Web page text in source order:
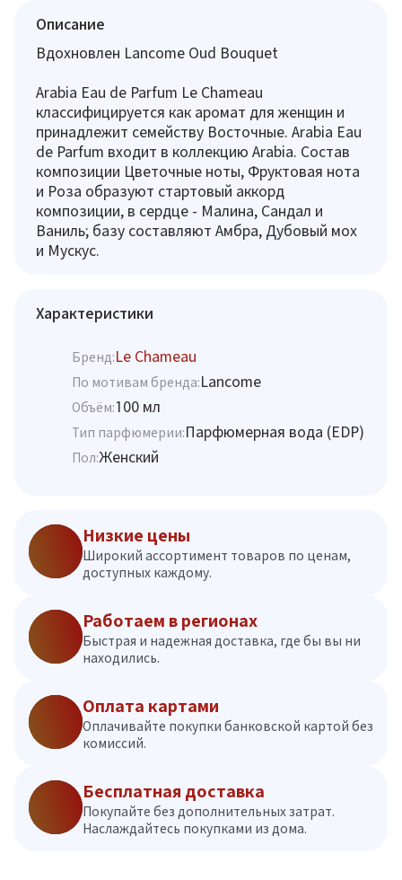
Описание
Вдохновлен Lancome Oud Bouquet
Arabia Eau de Parfum Le Chameau
классифицируется как аромат для женщин и
принадлежит семейству Восточные. Arabia Eau
de Parfum входит в коллекцию Arabia. Состав
композиции Цветочные ноты, Фруктовая нота
и Роза образуют стартовый аккорд
композиции, в сердце - Малина, Сандал и
Ваниль; базу составляют Амбра, Дубовый мох
и Мускус.
Характеристики
Бренд:Le Chameau
По мотивам бренда:Lancome
Объём:100 мл
Тип парфюмерии:Парфюмерная вода (EDP)
Пол:Женский
Низкие цены
Широкий ассортимент товаров по ценам,
доступных каждому.
Работаем в регионах
Быстрая и надежная доставка, где бы вы ни
находились.
Оплата картами
Оплачивайте покупки банковской картой без
комиссий.
Бесплатная доставка
Покупайте без дополнительных затрат.
Наслаждайтесь покупками из дома.